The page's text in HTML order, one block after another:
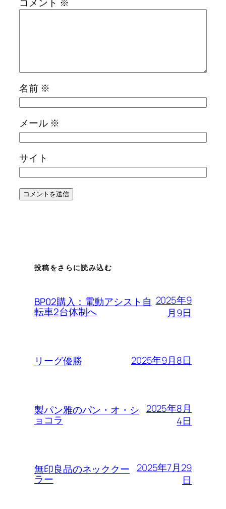
名前 ※
メール ※
サイト
投稿をさらに読み込む
BP02購入：電動アシスト自
転車2台体制へ
2025年9
月9日
リーグ優勝 2025年9月8日
製パン雅のパン・オ・シ
ョコラ
2025年8月
4日
無印良品のネッククー
ラー
2025年7月29
日